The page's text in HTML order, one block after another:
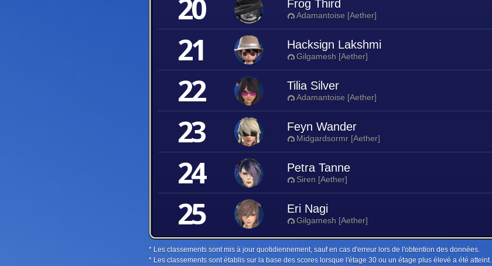
20 Frog Third
Adamantoise [Aether]
21 Hacksign Lakshmi
Gilgamesh [Aether]
22 Tilia Silver
Adamantoise [Aether]
23 Feyn Wander
Midgardsormr [Aether]
24 Petra Tanne
Siren [Aether]
25 Eri Nagi
Gilgamesh [Aether]
* Les classements sont mis à jour quotidiennement, sauf en cas d'erreur lors de l'obtention des données.
* Les classements sont établis sur la base des scores lorsque l'étage 30 ou un étage plus élevé a été atteint.